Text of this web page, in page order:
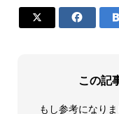
 
この記
もし参考になり